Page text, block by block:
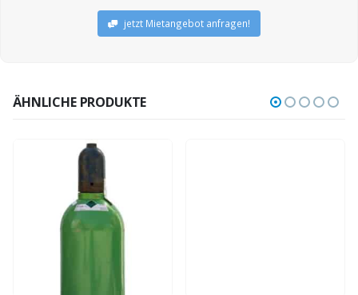
jetzt Mietangebot anfragen!
ÄHNLICHE PRODUKTE